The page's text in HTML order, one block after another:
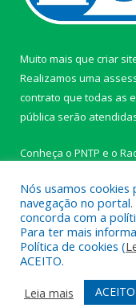
Muito mais que criar
Realizamos uma
contrato que todas as
pública serão
Conheça o PNTP e o
Todos os direitos
Mapa do Site
Nós usamos cookies
navegação no
concorda com a
Para ter mais
Política de cookies (
ACEITO.
Leia mais
ACEITO